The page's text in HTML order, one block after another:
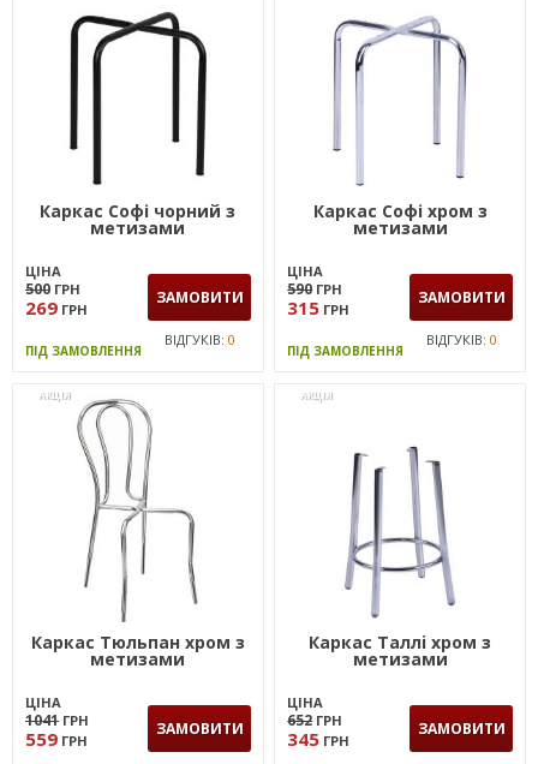
Каркас Софі чорний з
метизами
ЦІНА
500 ГРН
269 ГРН
ЗАМОВИТИ
ПІД ЗАМОВЛЕННЯ
ВІДГУКІВ: 0
Каркас Софі хром з
метизами
ЦІНА
590 ГРН
315 ГРН
ЗАМОВИТИ
ПІД ЗАМОВЛЕННЯ
ВІДГУКІВ: 0
АКЦІЯ
Каркас Тюльпан хром з
метизами
ЦІНА
1041 ГРН
559 ГРН
ЗАМОВИТИ
АКЦІЯ
Каркас Таллi хром з
метизами
ЦІНА
652 ГРН
345 ГРН
ЗАМОВИТИ